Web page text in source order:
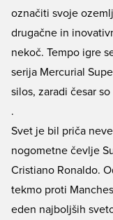
označiti svoje
drugačne in
nekoč. Tempo igre
serija Mercurial
silos, zaradi česar
.
Svet je bil priča
nogometne čevlje
Cristiano Ronaldo.
tekmo proti
eden najboljših